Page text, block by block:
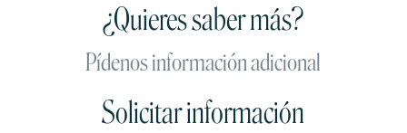
¿Quieres saber más?
Pídenos información adicional
Solicitar información